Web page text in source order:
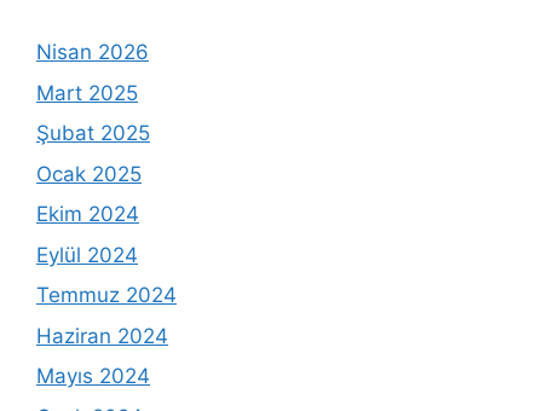
Nisan 2026
Mart 2025
Şubat 2025
Ocak 2025
Ekim 2024
Eylül 2024
Temmuz 2024
Haziran 2024
Mayıs 2024